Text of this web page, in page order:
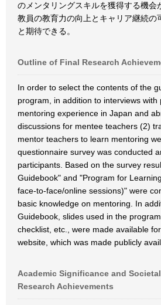
のメンタリングスキルを獲得する機会
教員の教育力の向上とキャリア継続の
と期待できる。
Outline of Final Research
In order to select the contents of the
program, in addition to interviews with
mentoring experience in Japan and
discussions for mentee teachers (2)
mentor teachers to learn mentoring
questionnaire survey was conducted
participants. Based on the survey
Guidebook" and "Program for
face-to-face/online sessions)" were
basic knowledge on mentoring. In
Guidebook, slides used in the
checklist, etc., were made available
website, which was made publicly
Academic Significance and
Research Achievements